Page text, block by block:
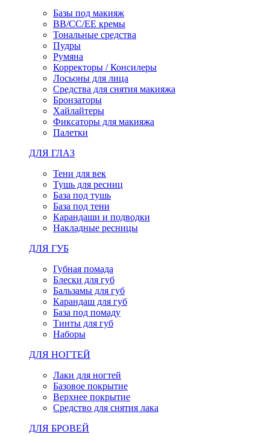
Базы под макияж
BB/CC/EE кремы
Тональные средства
Пудры
Румяна
Корректоры / Консилеры
Лосьоны для лица
Средства для снятия макияжа
Бронзаторы
Хайлайтеры
Фиксаторы для макияжа
Палетки
ДЛЯ ГЛАЗ
Тени для век
Тушь для ресниц
База под тушь
База под тени
Карандаши и подводки
Накладные ресницы
ДЛЯ ГУБ
Губная помада
Блески для губ
Бальзамы для губ
Карандаш для губ
База под помаду
Тинты для губ
Наборы
ДЛЯ НОГТЕЙ
Лаки для ногтей
Базовое покрытие
Верхнее покрытие
Средство для снятия лака
ДЛЯ БРОВЕЙ